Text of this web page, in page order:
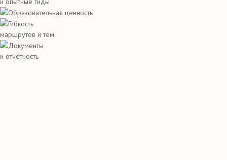
Образовательная ценность
Гибкость
маршрутов и тем
Документы
и отчётность